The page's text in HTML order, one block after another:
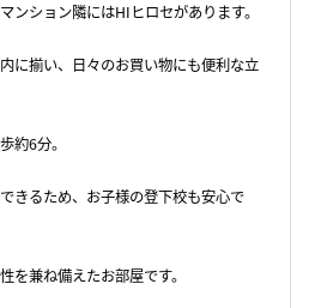
ンション隣にはHIヒロセがあります。
に揃い、日々のお買い物にも便利な立
約6分。
きるため、お子様の登下校も安心で
を兼ね備えたお部屋です。